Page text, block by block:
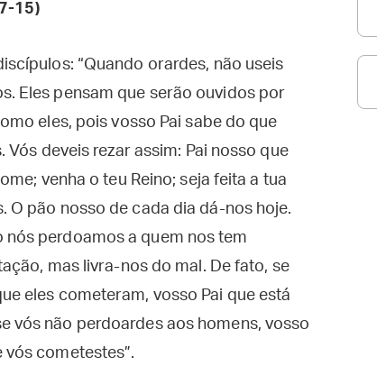
15)
“Quando orardes, não useis
Eles pensam que serão ouvidos por
eles, pois vosso Pai sabe do que
deveis rezar assim: Pai nosso que
venha o teu Reino; seja feita a tua
O pão nosso de cada dia dá-nos hoje.
nós perdoamos a quem nos tem
mas livra-nos do mal. De fato, se
eles cometeram, vosso Pai que está
vós não perdoardes aos homens, vosso
vós cometestes”.